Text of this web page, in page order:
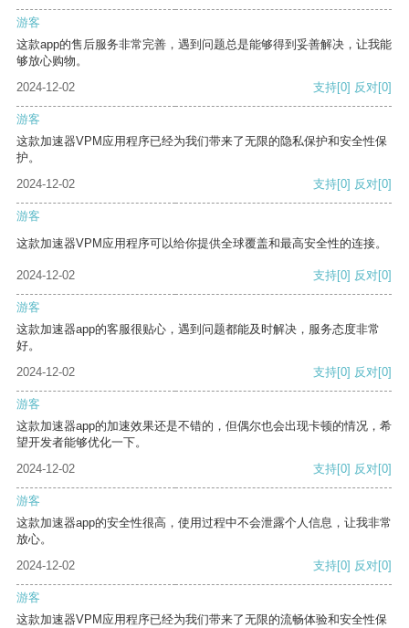
游客
这款app的售后服务非常完善，遇到问题总是能够得到妥善解决，让我能
够放心购物。
2024-12-02
支持[0] 反对[0]
游客
这款加速器VPM应用程序已经为我们带来了无限的隐私保护和安全性保
护。
2024-12-02
支持[0] 反对[0]
游客
这款加速器VPM应用程序可以给你提供全球覆盖和最高安全性的连接。
2024-12-02 支持[0] 反对[0]
游客
这款加速器app的客服很贴心，遇到问题都能及时解决，服务态度非常
好。
2024-12-02
支持[0] 反对[0]
游客
这款加速器app的加速效果还是不错的，但偶尔也会出现卡顿的情况，希
望开发者能够优化一下。
2024-12-02
支持[0] 反对[0]
游客
这款加速器app的安全性很高，使用过程中不会泄露个人信息，让我非常
放心。
2024-12-02
支持[0] 反对[0]
游客
这款加速器VPM应用程序已经为我们带来了无限的流畅体验和安全性保